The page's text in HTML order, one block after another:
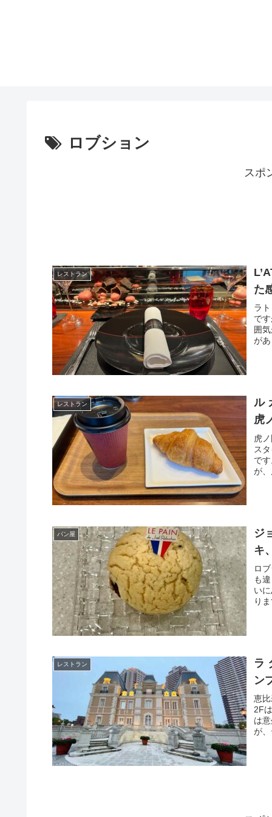
ロブション
スポ
レストラン
た
ラ
で
囲
が
レストラン
ル
虎
虎
ス
で
が
パン屋
ジ
キ
ロ
も
い
り
レストラン
ラ
ン
恵
2F
は
が